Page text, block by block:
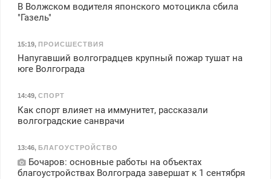
В Волжском водителя японского мотоцикла сбила
"Газель"
15:19, ПРОИСШЕСТВИЯ
Напугавший волгоградцев крупный пожар тушат на
юге Волгограда
14:49, СПОРТ
Как спорт влияет на иммунитет, рассказали
волгоградские санврачи
13:46, БЛАГОУСТРОЙСТВО
Бочаров: основные работы на объектах
благоустройствах Волгограда завершат к 1 сентября